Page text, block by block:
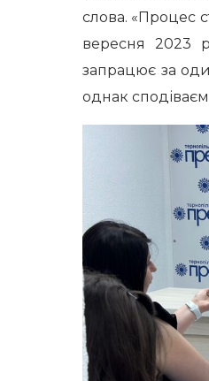
слова. «Процес
вересня 2023
запрацює за
однак